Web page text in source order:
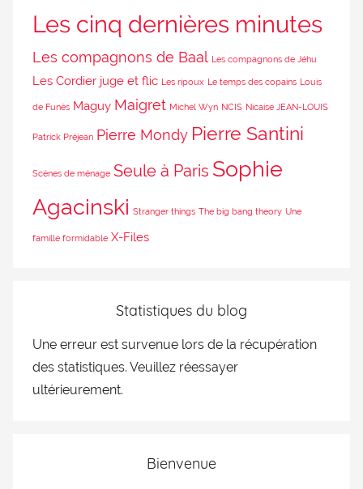
Les cinq dernières minutes
Les compagnons de Baal Les compagnons de Jéhu
Les Cordier juge et flic Les ripoux Le temps des copains Louis
de Funès Maguy Maigret Michel Wyn NCIS Nicaise JEAN-LOUIS
Patrick Préjean Pierre Mondy Pierre Santini
Scènes de ménage Seule à Paris Sophie
Agacinski Stranger things The big bang theory Une
famille formidable X-Files
Statistiques du blog
Une erreur est survenue lors de la récupération
des statistiques. Veuillez réessayer
ultérieurement.
Bienvenue